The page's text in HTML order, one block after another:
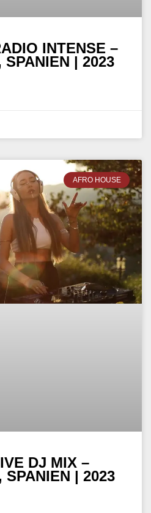
INTENSE –
| 2023
AFRO HOUSE
DJ MIX –
SPANIEN | 2023